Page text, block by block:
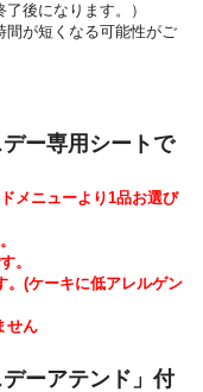
後になります。）
が短くなる可能性がご
ー専用シートで
メニューより1品お選び
。
(ケーキに低アレルゲン
せん
ーアテンド」付